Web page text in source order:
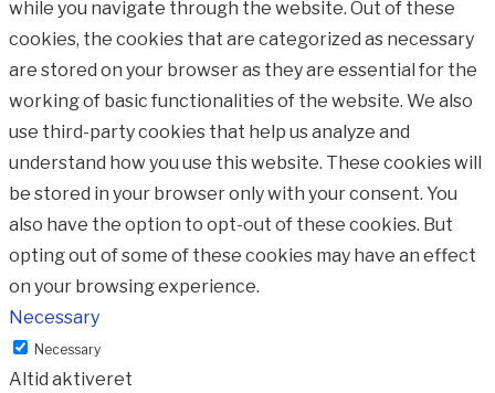
while you navigate through the website. Out of these
cookies, the cookies that are categorized as necessary
are stored on your browser as they are essential for the
working of basic functionalities of the website. We also
use third-party cookies that help us analyze and
understand how you use this website. These cookies will
be stored in your browser only with your consent. You
also have the option to opt-out of these cookies. But
opting out of some of these cookies may have an effect
on your browsing experience.
Necessary
Necessary
Altid aktiveret